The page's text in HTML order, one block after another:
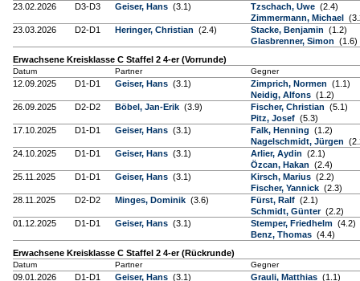
23.02.2026
D3-D3 Geiser, Hans (3.1) Tzschach, Uwe (2.4)
Zimmermann, Michael
23.03.2026
D2-D1 Heringer, Christian (2.4) Stacke, Benjamin (1.2)
Glasbrenner, Simon (1.6)
Erwachsene Kreisklasse C Staffel 2 4-er (Vorrunde)
Datum Partner Gegner
12.09.2025 D1-D1 Geiser, Hans (3.1) Zimprich, Normen (1.1)
Neidig, Alfons (1.2)
26.09.2025
D2-D2 Böbel, Jan-Erik (3.9) Fischer, Christian (5.1)
Pitz, Josef (5.3)
17.10.2025
D1-D1 Geiser, Hans (3.1) Falk, Henning (1.2)
Nagelschmidt, Jürgen
24.10.2025
D1-D1 Geiser, Hans (3.1) Arlier, Aydin (2.1)
Özcan, Hakan (2.4)
25.11.2025
D1-D1 Geiser, Hans (3.1) Kirsch, Marius (2.2)
Fischer, Yannick (2.3)
28.11.2025
D2-D2 Minges, Dominik (3.6) Fürst, Ralf (2.1)
Schmidt, Günter (2.2)
01.12.2025
D1-D1 Geiser, Hans (3.1) Stemper, Friedhelm (4.2)
Benz, Thomas (4.4)
Erwachsene Kreisklasse C Staffel 2 4-er (Rückrunde)
Datum Partner Gegner
09.01.2026 D1-D1 Geiser, Hans (3.1) Grauli, Matthias (1.1)